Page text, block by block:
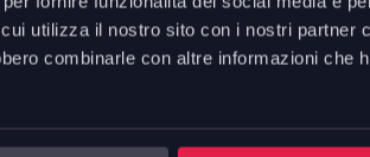
utilizza il nostro sito con i nostri partner
combinarle con altre informazioni che